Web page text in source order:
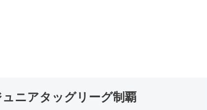
ニアタッグリーグ制覇